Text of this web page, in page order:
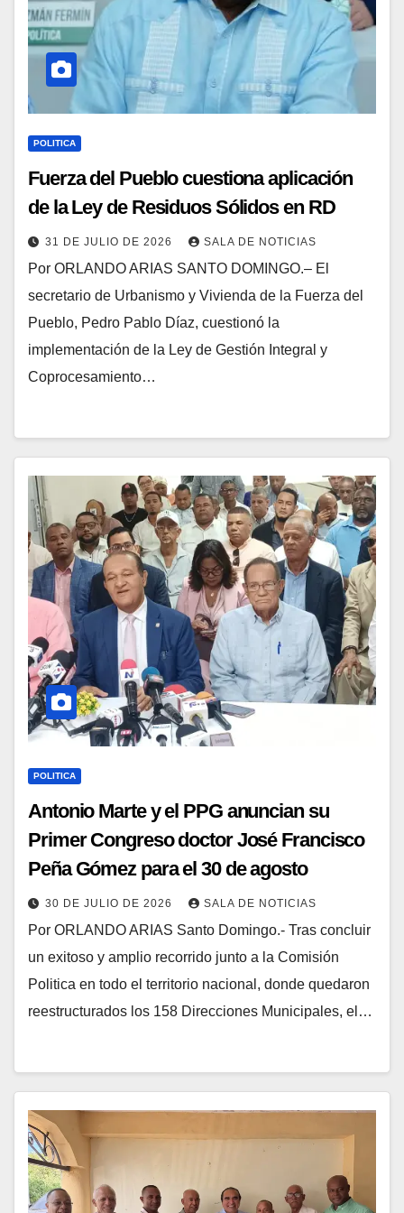
POLITICA
Fuerza del Pueblo cuestiona aplicación
de la Ley de Residuos Sólidos en RD
31 DE JULIO DE 2026 SALA DE NOTICIAS
Por ORLANDO ARIAS SANTO DOMINGO.– El
secretario de Urbanismo y Vivienda de la Fuerza del
Pueblo, Pedro Pablo Díaz, cuestionó la
implementación de la Ley de Gestión Integral y
Coprocesamiento…
POLITICA
Antonio Marte y el PPG anuncian su
Primer Congreso doctor José Francisco
Peña Gómez para el 30 de agosto
30 DE JULIO DE 2026 SALA DE NOTICIAS
Por ORLANDO ARIAS Santo Domingo.- Tras concluir
un exitoso y amplio recorrido junto a la Comisión
Politica en todo el territorio nacional, donde quedaron
reestructurados los 158 Direcciones Municipales, el…